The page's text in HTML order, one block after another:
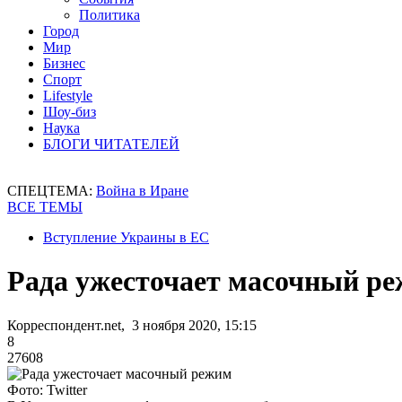
Политика
Город
Мир
Бизнес
Спорт
Lifestyle
Шоу-биз
Наука
БЛОГИ ЧИТАТЕЛЕЙ
СПЕЦТЕМА: Война в Иране
ВСЕ ТЕМЫ
Вступление Украины в ЕС
Рада ужесточает масочный
Корреспондент.net, 3 ноября 2020, 15:15
8
27608
Фото: Twitter